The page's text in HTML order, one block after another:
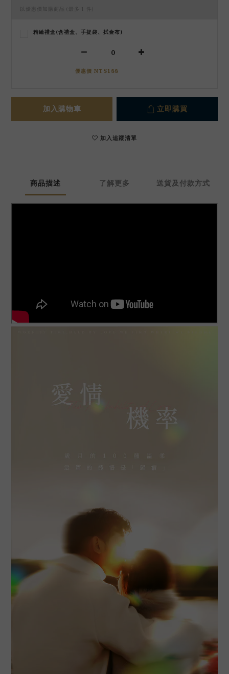
以優惠價加購商品 (最多 1 件)
精緻禮盒(含禮盒、手提袋、拭金布)
優惠價 NT$188
加入購物車 立即購買
加入追蹤清單
商品描述 了解更多 送貨及付款方式